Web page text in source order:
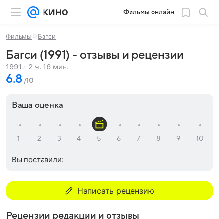
Фильмы онлайн
Фильмы Багси
Багси (1991) - отзывы и рецензии
1991 2 ч. 16 мин.
6.8 /10
Ваша оценка
Вы поставили:
Написать рецензию
Рецензии редакции и отзывы